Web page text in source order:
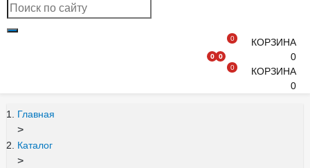
0 0
0
КОРЗИНА
0
0
КОРЗИНА
0
Главная
>
Каталог
>